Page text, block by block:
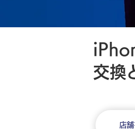
交換
店